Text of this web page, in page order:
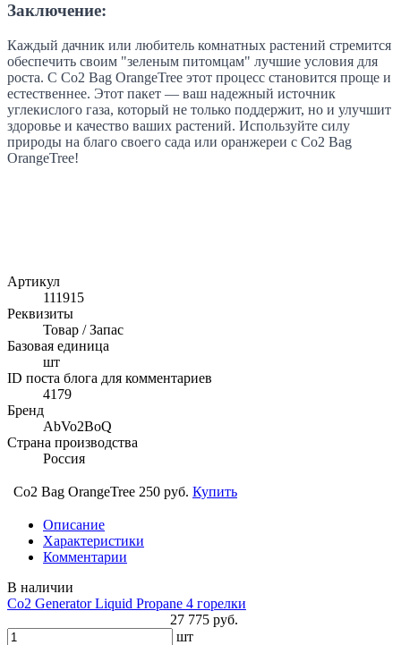
Заключение:
Каждый дачник или любитель комнатных растений стремится
обеспечить своим "зеленым питомцам" лучшие условия для
роста. С Co2 Bag OrangeTree этот процесс становится проще и
естественнее. Этот пакет — ваш надежный источник
углекислого газа, который не только поддержит, но и улучшит
здоровье и качество ваших растений. Используйте силу
природы на благо своего сада или оранжереи с Co2 Bag
OrangeTree!
Артикул
111915
Реквизиты
Товар / Запас
Базовая единица
шт
ID поста блога для комментариев
4179
Бренд
AbVo2BoQ
Страна производства
Россия
Co2 Bag OrangeTree 250 руб. Купить
Описание
Характеристики
Комментарии
В наличии
Co2 Generator Liquid Propane 4 горелки
27 775 руб.
шт